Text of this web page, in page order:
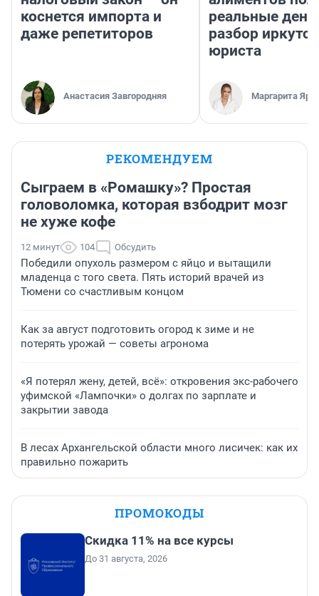
коснется импорта и
даже репетиторов
Анастасия Завгородняя
реальные
разбор
юриста
Маргарита
РЕКОМЕНДУЕМ
Сыграем в «Ромашку»? Простая
головоломка, которая взбодрит мозг
не хуже кофе
12 минут 104 Обсудить
Победили опухоль размером с яйцо и вытащили
младенца с того света. Пять историй врачей из
Тюмени со счастливым концом
Как за август подготовить огород к зиме и не
потерять урожай — советы агронома
«Я потерял жену, детей, всё»: откровения экс-рабочего
уфимской «Лампочки» о долгах по зарплате и
закрытии завода
В лесах Архангельской области много лисичек: как их
правильно пожарить
ПРОМОКОДЫ
Скидка 11% на все курсы
До 31 августа, 2026